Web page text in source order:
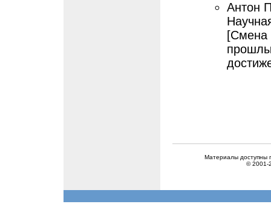
Антон
[Смена